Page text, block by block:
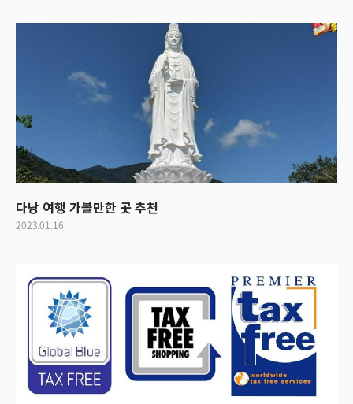
다낭 여행 가볼만한 곳 추천
2023.01.16